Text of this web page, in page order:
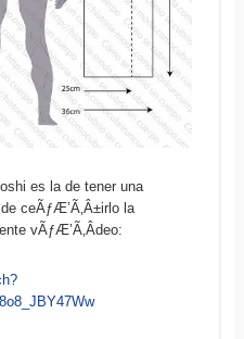
es la de tener una
ceÃƒÆ’Ã‚Â±irlo la
vÃƒÆ’Ã‚Â­deo: